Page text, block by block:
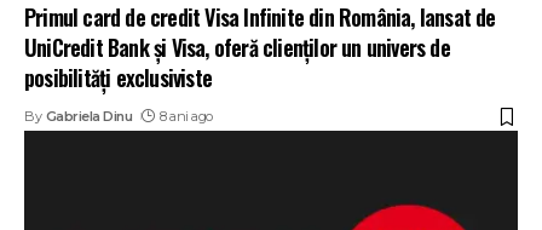
Primul card de credit Visa Infinite din România, lansat de
UniCredit Bank și Visa, oferă clienților un univers de
posibilități exclusiviste
By Gabriela Dinu 8 ani ago